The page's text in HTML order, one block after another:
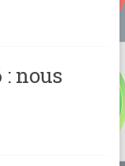
nous